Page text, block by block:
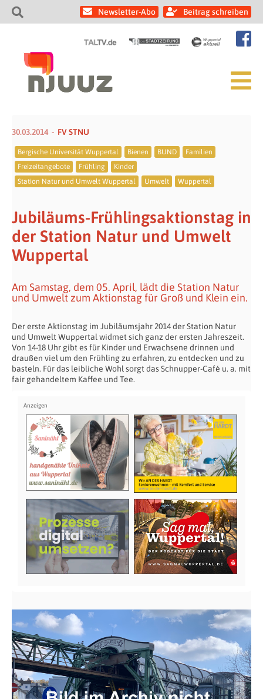
Newsletter-Abo Beitrag schreiben
30.03.2014 FV STNU
Bergische Universität Wuppertal Bienen BUND
Familien
Freizeitangebote
Frühling
Kinder
Station Natur und Umwelt Wuppertal
Umwelt Wuppertal
Jubiläums-Frühlingsaktionstag in
der Station Natur und Umwelt
Wuppertal
Am Samstag, dem 05. April, lädt die Station Natur
und Umwelt zum Aktionstag für Groß und Klein ein.
Der erste Aktionstag im Jubiläumsjahr 2014 der Station Natur
und Umwelt Wuppertal widmet sich ganz der ersten Jahreszeit.
Von 14-18 Uhr gibt es für Kinder und Erwachsene drinnen und
draußen viel um den Frühling zu erfahren, zu entdecken und zu
basteln. Für das leibliche Wohl sorgt das Schnupper-Café u. a. mit
fair gehandeltem Kaffee und Tee.